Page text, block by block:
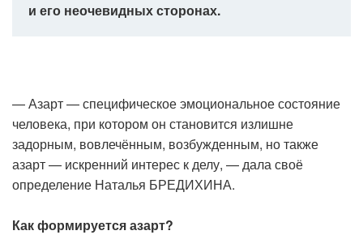
и его неочевидных сторонах.
— Азарт — специфическое эмоциональное состояние
человека, при котором он становится излишне
задорным, вовлечённым, возбужденным, но также
азарт — искренний интерес к делу, — дала своё
определение Наталья БРЕДИХИНА.
Как формируется азарт?